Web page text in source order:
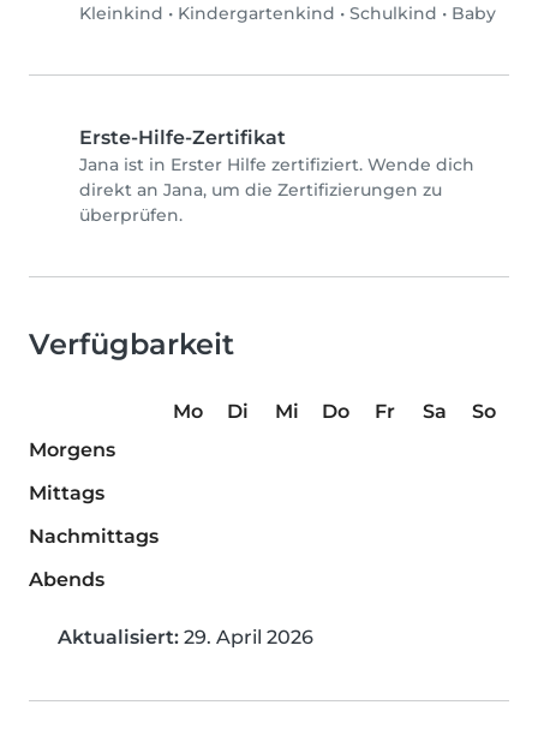
Kleinkind • Kindergartenkind • Schulkind • Baby
Erste-Hilfe-Zertifikat
Jana ist in Erster Hilfe zertifiziert. Wende dich
direkt an Jana, um die Zertifizierungen zu
überprüfen.
Verfügbarkeit
Mo Di Mi Do Fr Sa
So
Morgens
Mittags
Nachmittags
Abends
Aktualisiert: 29. April 2026